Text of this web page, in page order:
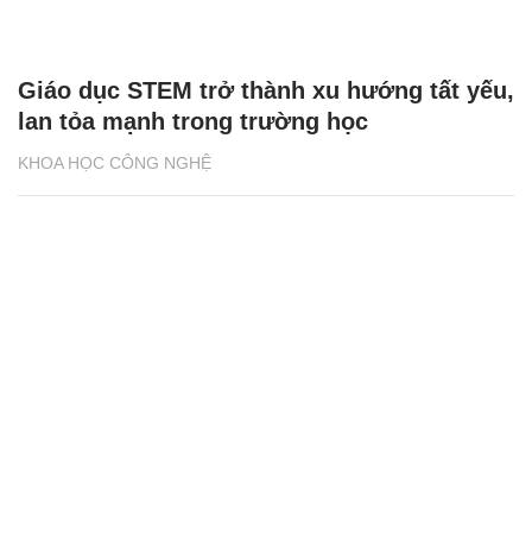
KHOA HỌC CÔNG NGHỆ
Giáo dục STEM trở thành xu hướng tất yếu,
lan tỏa mạnh trong trường học